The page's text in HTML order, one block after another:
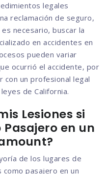
legales
reclamación de seguro,
necesario, buscar la
en accidentes en
pueden variar
ocurrió el accidente, por
un profesional legal
de California.
Lesiones si
en un
de los lugares de
pasajero en un